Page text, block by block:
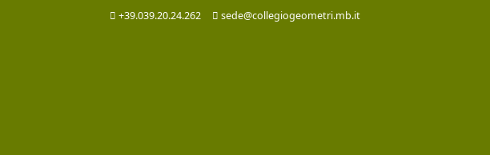
+39.039.20.24.262 sede@collegiogeometri.mb.it